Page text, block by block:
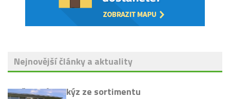
Nejnovější články a aktuality
Vyřazení markýz ze sortimentu